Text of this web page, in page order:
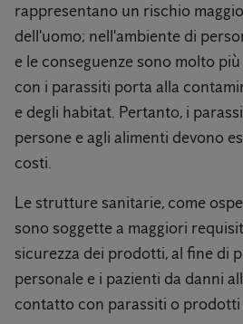
rappresentano un rischio
dell'uomo; nell'ambiente di
e le conseguenze sono molto
con i parassiti porta alla
e degli habitat. Pertanto, i
persone e agli alimenti devono
costi.
Le strutture sanitarie, come
sono soggette a maggiori
sicurezza dei prodotti, al fine di
personale e i pazienti da danni
contatto con parassiti o